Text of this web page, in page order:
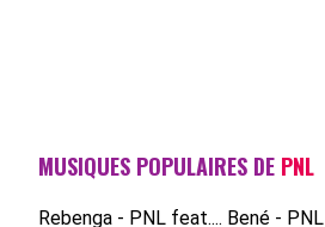
MUSIQUES POPULAIRES DE PNL
Rebenga - PNL feat.... Bené - PNL